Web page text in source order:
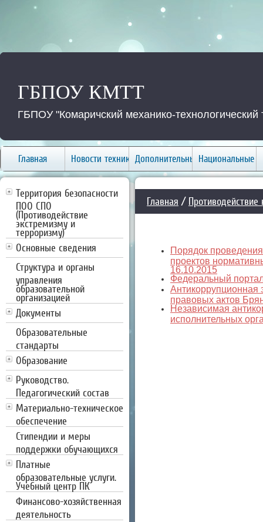
ГБПОУ КМТТ
ГБПОУ "Комаричский механико-технологический
Главная Новости техникумаДополнительные услугиНациональные
Территория безопасности
ПОО СПО
(Противодействие
экстремизму и
терроризму)
Основные сведения
Структура и органы
управления
образовательной
организацией
Документы
Образовательные
стандарты
Образование
Руководство.
Педагогический состав
Материально-техническое
обеспечение
Стипендии и меры
поддержки обучающихся
Платные
образовательные услуги.
Учебный центр ПК
Финансово-хозяйственная
деятельность
Главная / Противодействие
Порядок
проектов
16.10.2015
Федеральный
Антикоррупционная
правовых актов
Независимая
исполнительных